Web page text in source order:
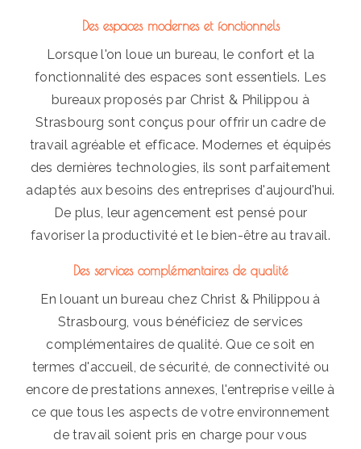
Des espaces modernes et fonctionnels
Lorsque l'on loue un bureau, le confort et la
fonctionnalité des espaces sont essentiels. Les
bureaux proposés par Christ & Philippou à
Strasbourg sont conçus pour offrir un cadre de
travail agréable et efficace. Modernes et équipés
des dernières technologies, ils sont parfaitement
adaptés aux besoins des entreprises d'aujourd'hui.
De plus, leur agencement est pensé pour
favoriser la productivité et le bien-être au travail.
Des services complémentaires de qualité
En louant un bureau chez Christ & Philippou à
Strasbourg, vous bénéficiez de services
complémentaires de qualité. Que ce soit en
termes d'accueil, de sécurité, de connectivité ou
encore de prestations annexes, l'entreprise veille à
ce que tous les aspects de votre environnement
de travail soient pris en charge pour vous